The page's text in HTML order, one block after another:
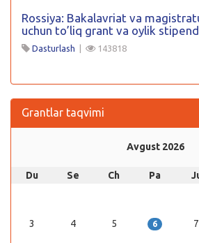
Rossiya: Bakalavriat va
uchun to’liq grant va oylik
Dasturlash | 143818
Grantlar taqvimi
Avgust 2026
Du Se Ch Pa
3 4 5 6 7